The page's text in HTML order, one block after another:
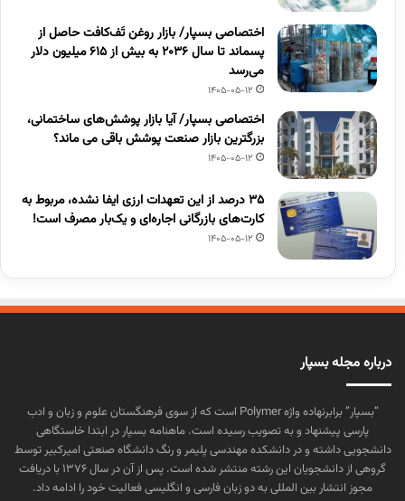
اختصاصی بسپار/ بازار روغن تَف‌کافت حاصل از
پسماند تا سال ۲۰۳۶ به بیش از ۶۱۵ میلیون دلار
می‌رسد
1405-05-12
اختصاصی بسپار/ آیا بازار پوشش‌های ساختمانی،
بزرگترین بازار صنعت پوشش باقی می ماند؟
1405-05-12
۳۵ درصد از این تعهدات ارزی ایفا نشده، مربوط به
کارت‌های بازرگانی اجاره‌ای و یک‌بار مصرف است!
1405-05-12
درباره مجله بسپار
“بسپار” برابرنهاده واژه Polymer است که از سوی فرهنگستان علوم و زبان و ادب
پارسی پیشنهاد و به تصویب رسیده است. ماهنامه بسپار در ابتدا خاستگاهی
دانشجویی داشته و در دانشکده مهندسی پلیمر و رنگ دانشگاه صنعتی امیرکبیر توسط
گروهی از دانشجویان این رشته منتشر شده است. پس از آن در سال ۱۳۷۶ با دریافت
مجوز انتشار بین المللی به دو زبان فارسی و انگلیسی فعالیت خود را ادامه داد.